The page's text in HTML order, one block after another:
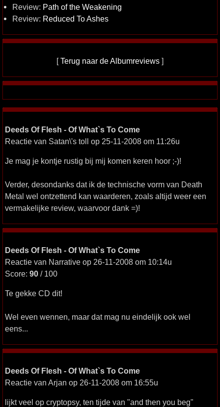
Review: Path of the Weakening
Review: Reduced To Ashes
[Terug naar de Albumreviews ]
Deeds Of Flesh - Of What`s To Come
Reactie van Satan\'s toll op 25-11-2008 om 11:26u
Je mag je kontje rustig bij mij komen keren hoor ;-)!
Verder, desondanks dat ik de technische vorm van Death
Metal wel ontzettend kan waarderen, zoals altijd weer een
vermakelijke review, waarvoor dank =)!
Deeds Of Flesh - Of What`s To Come
Reactie van Narrative op 26-11-2008 om 10:14u
Score: 90 / 100
Te gekke CD dit!
Wel even wennen, maar dat mag nu eindelijk ook wel
eens...
Deeds Of Flesh - Of What`s To Come
Reactie van Arjan op 26-11-2008 om 16:55u
lijkt veel op cryptopsy, ten tijde van "and then you beg"